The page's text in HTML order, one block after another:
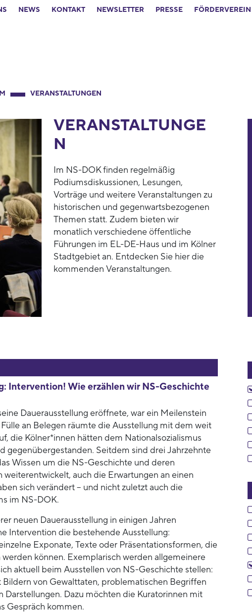
NEWS KONTAKT NEWSLETTER PRESSE FÖRDERVEREIN
VERANSTALTUNGEN
VERANSTALTUNGE
N
Im NS-DOK finden regelmäßig
Podiumsdiskussionen, Lesungen,
Vorträge und weitere Veranstaltungen zu
historischen und gegenwartsbezogenen
Themen statt. Zudem bieten wir
monatlich verschiedene öffentliche
Führungen im EL-DE-Haus und im Kölner
Stadtgebiet an. Entdecken Sie hier die
kommenden Veranstaltungen.
Intervention! Wie erzählen wir NS-Geschichte
Dauerausstellung eröffnete, war ein Meilenstein
an Belegen räumte die Ausstellung mit dem weit
die Kölner*innen hätten dem Nationalsozialismus
gegenübergestanden. Seitdem sind drei Jahrzehnte
Wissen um die NS-Geschichte und deren
weiterentwickelt, auch die Erwartungen an einen
sich verändert – und nicht zuletzt auch die
im NS-DOK.
neuen Dauerausstellung in einigen Jahren
Intervention die bestehende Ausstellung:
Exponate, Texte oder Präsentationsformen, die
können. Exemplarisch werden allgemeinere
aktuell beim Ausstellen von NS-Geschichte stellen:
von Gewalttaten, problematischen Begriffen
Darstellungen. Dazu möchten die Kuratorinnen mit
Gespräch kommen.